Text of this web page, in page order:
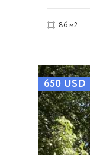
86 м2
650 USD